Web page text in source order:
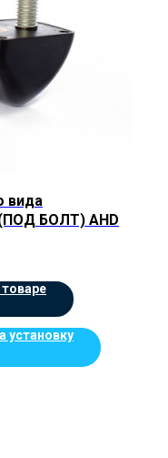
вида
БОЛТ) AHD
установку